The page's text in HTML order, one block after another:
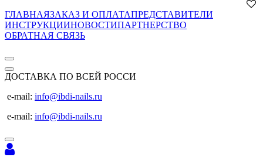
ГЛАВНАЯЗАКАЗ И ОПЛАТАПРЕДСТАВИТЕЛИ
ИНСТРУКЦИИНОВОСТИПАРТНЕРСТВО
ОБРАТНАЯ СВЯЗЬ
ДОСТАВКА ПО ВСЕЙ РОССИ
e-mail: info@ibdi-nails.ru
e-mail: info@ibdi-nails.ru